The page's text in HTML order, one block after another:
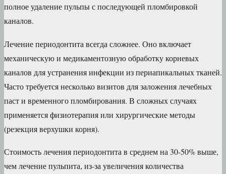
полное удаление пульпы с последующей пломбировкой
каналов.
Лечение периодонтита всегда сложнее. Оно включает
механическую и медикаментозную обработку корневых
каналов для устранения инфекции из периапикальных тканей.
Часто требуется несколько визитов для заложения лечебных
паст и временного пломбирования. В сложных случаях
применяется физиотерапия или хирургические методы
(резекция верхушки корня).
Стоимость лечения периодонтита в среднем на 30-50% выше,
чем лечение пульпита, из-за увеличения количества